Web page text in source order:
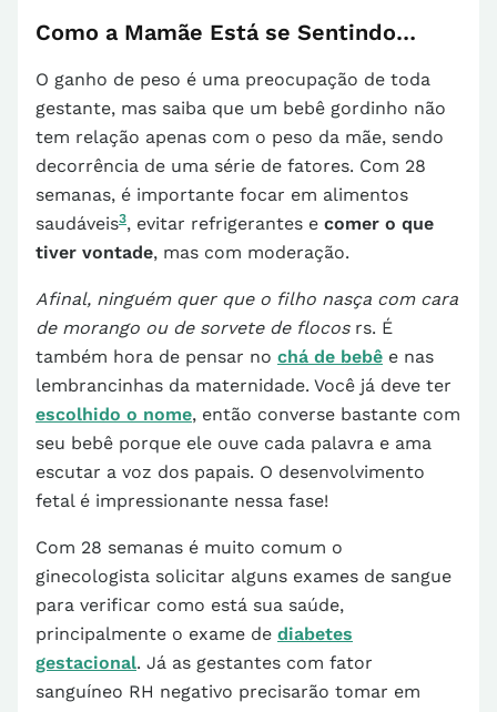
Como a Mamãe Está se Sentindo…
O ganho de peso é uma preocupação de toda
gestante, mas saiba que um bebê gordinho não
tem relação apenas com o peso da mãe, sendo
decorrência de uma série de fatores. Com 28
semanas, é importante focar em alimentos
saudáveis3, evitar refrigerantes e comer o que
tiver vontade, mas com moderação.
Afinal, ninguém quer que o filho nasça com cara
de morango ou de sorvete de flocosrs. É
também hora de pensar no chá de bebê e nas
lembrancinhas da maternidade. Você já deve ter
escolhido o nome, então converse bastante com
seu bebê porque ele ouve cada palavra e ama
escutar a voz dos papais. O desenvolvimento
fetal é impressionante nessa fase!
Com 28 semanas é muito comum o
ginecologista solicitar alguns exames de sangue
para verificar como está sua saúde,
principalmente o exame de diabetes
gestacional. Já as gestantes com fator
sanguíneo RH negativo precisarão tomar em